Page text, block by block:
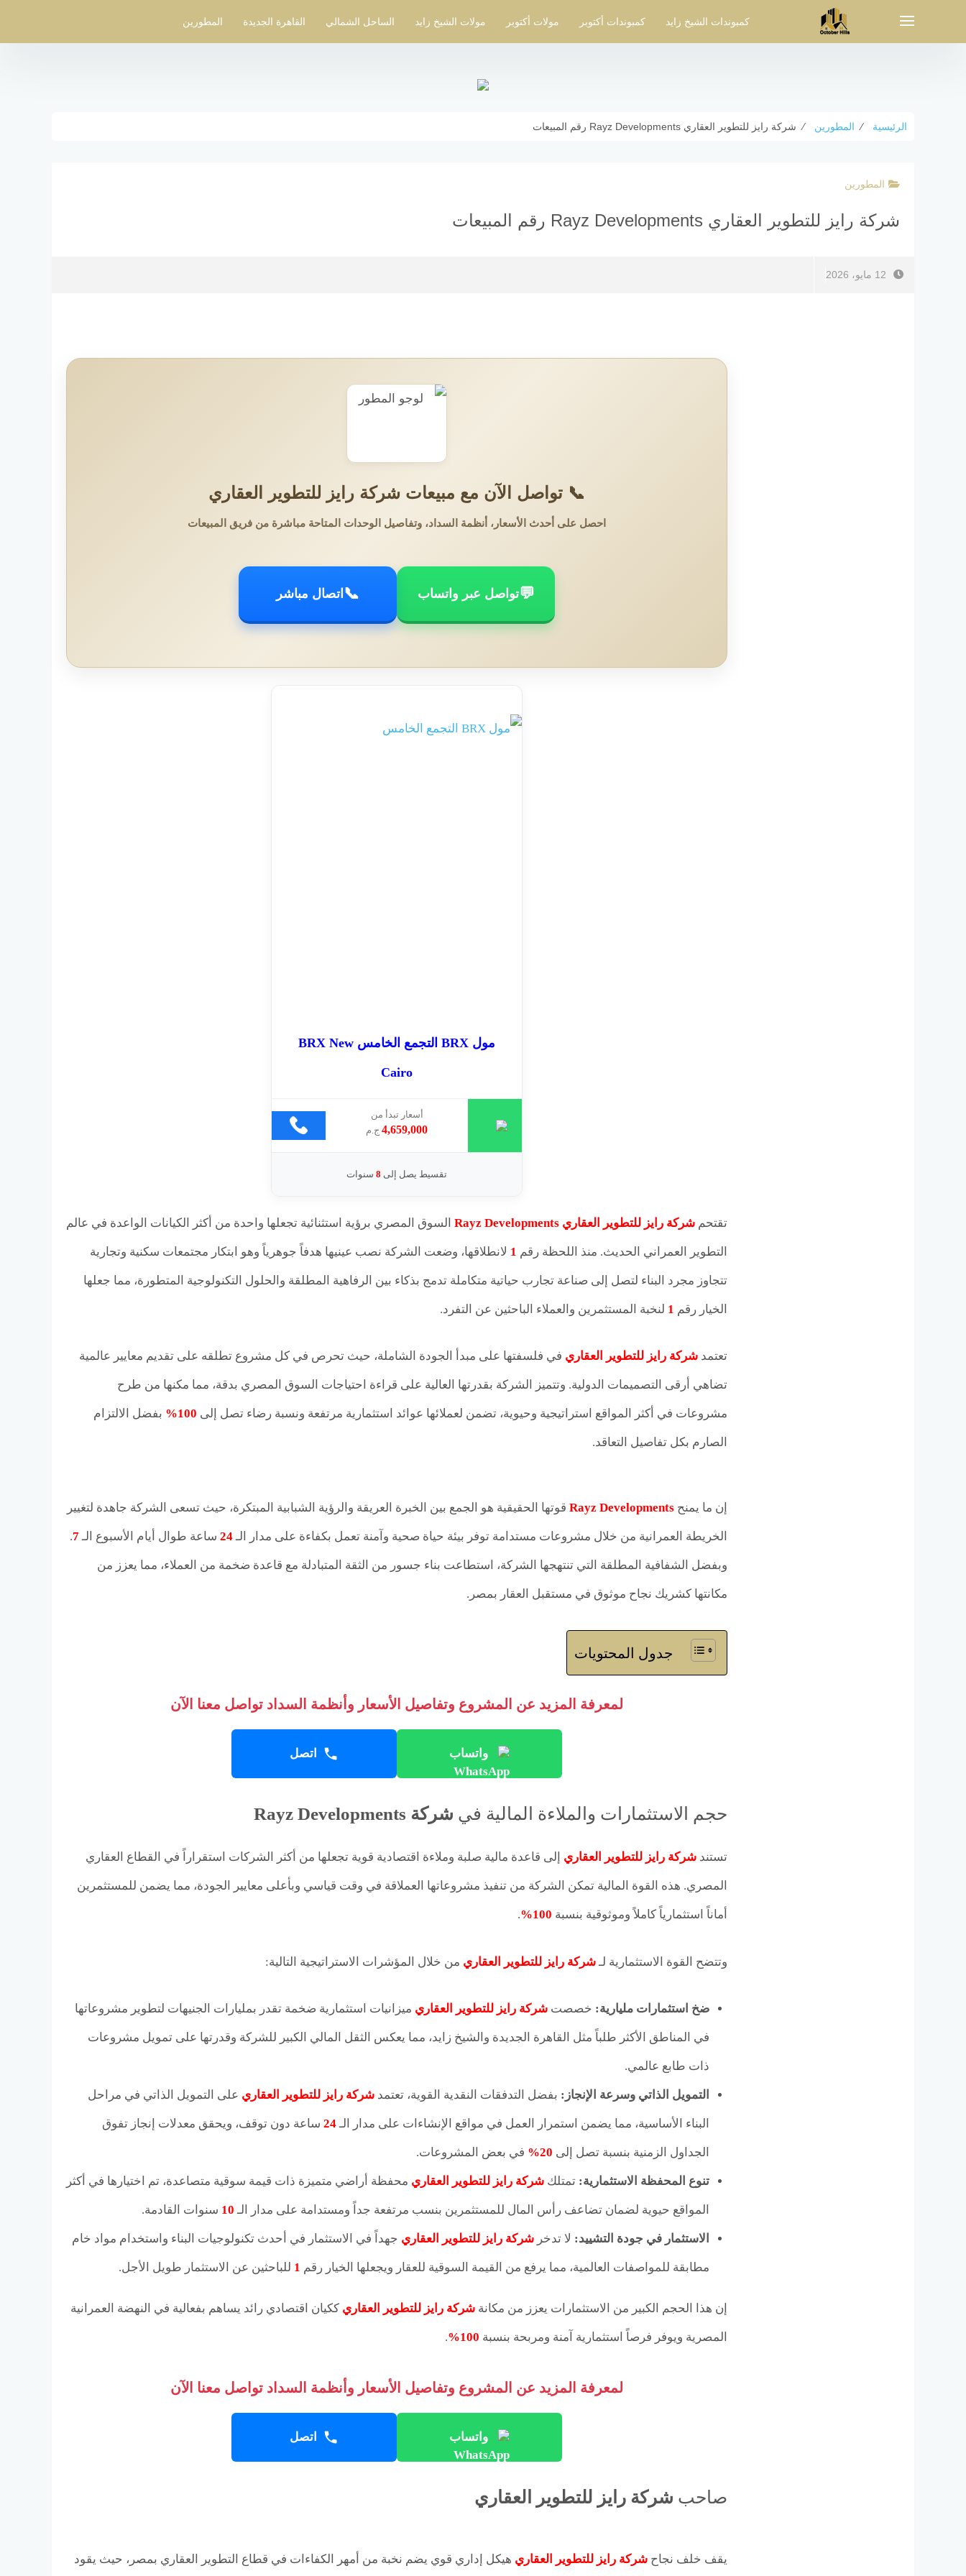
كمبوندات الشيخ زايد كمبوندات أكتوبر مولات أكتوبر مولات الشيخ زايد الساحل الشمالي القاهرة الجديدة المطورين
الرئيسية ⁄ المطورين ⁄ شركة رايز للتطوير العقاري Rayz Developments رقم المبيعات
المطورين
شركة رايز للتطوير العقاري Rayz Developments رقم المبيعات
12 مايو، 2026
📞 تواصل الآن مع مبيعات شركة رايز للتطوير العقاري
احصل على أحدث الأسعار، أنظمة السداد، وتفاصيل الوحدات المتاحة مباشرة من فريق المبيعات
💬تواصل عبر واتساب 📞 اتصال مباشر
مول BRX التجمع الخامس BRX New
Cairo
أسعار تبدأ من
4,659,000 ج.م
تقسيط يصل إلى 8 سنوات
تقتحم شركة رايز للتطوير العقاري Rayz Developments السوق المصري برؤية استثنائية تجعلها واحدة من أكثر الكيانات الواعدة في عالم
التطوير العمراني الحديث. منذ اللحظة رقم 1 لانطلاقها، وضعت الشركة نصب عينيها هدفاً جوهرياً وهو ابتكار مجتمعات سكنية وتجارية
تتجاوز مجرد البناء لتصل إلى صناعة تجارب حياتية متكاملة تدمج بذكاء بين الرفاهية المطلقة والحلول التكنولوجية المتطورة، مما جعلها
الخيار رقم 1 لنخبة المستثمرين والعملاء الباحثين عن التفرد.
تعتمد شركة رايز للتطوير العقاري في فلسفتها على مبدأ الجودة الشاملة، حيث تحرص في كل مشروع تطلقه على تقديم معايير عالمية
تضاهي أرقى التصميمات الدولية. وتتميز الشركة بقدرتها العالية على قراءة احتياجات السوق المصري بدقة، مما مكنها من طرح
مشروعات في أكثر المواقع استراتيجية وحيوية، تضمن لعملائها عوائد استثمارية مرتفعة ونسبة رضاء تصل إلى 100% بفضل الالتزام
الصارم بكل تفاصيل التعاقد.
إن ما يمنح Rayz Developments قوتها الحقيقية هو الجمع بين الخبرة العريقة والرؤية الشبابية المبتكرة، حيث تسعى الشركة جاهدة لتغيير
الخريطة العمرانية من خلال مشروعات مستدامة توفر بيئة حياة صحية وآمنة تعمل بكفاءة على مدار الـ 24 ساعة طوال أيام الأسبوع الـ 7
.
وبفضل الشفافية المطلقة التي تنتهجها الشركة، استطاعت بناء جسور من الثقة المتبادلة مع قاعدة ضخمة من العملاء، مما يعزز من
مكانتها كشريك نجاح موثوق في مستقبل العقار بمصر.
جدول المحتويات
لمعرفة المزيد عن المشروع وتفاصيل الأسعار وأنظمة السداد تواصل معنا الآن
واتساب اتصل
حجم الاستثمارات والملاءة المالية في شركة Rayz Developments
تستند شركة رايز للتطوير العقاري إلى قاعدة مالية صلبة وملاءة اقتصادية قوية تجعلها من أكثر الشركات استقراراً في القطاع العقاري
المصري. هذه القوة المالية تمكن الشركة من تنفيذ مشروعاتها العملاقة في وقت قياسي وبأعلى معايير الجودة، مما يضمن للمستثمرين
أماناً استثمارياً كاملاً وموثوقية بنسبة 100%
.
وتتضح القوة الاستثمارية لـ شركة رايز للتطوير العقاري من خلال المؤشرات الاستراتيجية التالية:
ضخ استثمارات مليارية: خصصت شركة رايز للتطوير العقاري ميزانيات استثمارية ضخمة تقدر بمليارات الجنيهات لتطوير مشروعاتها
في المناطق الأكثر طلباً مثل القاهرة الجديدة والشيخ زايد، مما يعكس الثقل المالي الكبير للشركة وقدرتها على تمويل مشروعات
ذات طابع عالمي.
التمويل الذاتي وسرعة الإنجاز: بفضل التدفقات النقدية القوية، تعتمد شركة رايز للتطوير العقاري على التمويل الذاتي في مراحل
البناء الأساسية، مما يضمن استمرار العمل في مواقع الإنشاءات على مدار الـ 24 ساعة دون توقف، ويحقق معدلات إنجاز تفوق
الجداول الزمنية بنسبة تصل إلى 20% في بعض المشروعات.
تنوع المحفظة الاستثمارية: تمتلك شركة رايز للتطوير العقاري محفظة أراضي متميزة ذات قيمة سوقية متصاعدة، تم اختيارها في أكثر
المواقع حيوية لضمان تضاعف رأس المال للمستثمرين بنسب مرتفعة جداً ومستدامة على مدار الـ 10 سنوات القادمة.
الاستثمار في جودة التشييد: لا تدخر شركة رايز للتطوير العقاري جهداً في الاستثمار في أحدث تكنولوجيات البناء واستخدام مواد خام
مطابقة للمواصفات العالمية، مما يرفع من القيمة السوقية للعقار ويجعلها الخيار رقم 1 للباحثين عن الاستثمار طويل الأجل.
إن هذا الحجم الكبير من الاستثمارات يعزز من مكانة شركة رايز للتطوير العقاري ككيان اقتصادي رائد يساهم بفعالية في النهضة العمرانية
المصرية ويوفر فرصاً استثمارية آمنة ومربحة بنسبة 100%
.
لمعرفة المزيد عن المشروع وتفاصيل الأسعار وأنظمة السداد تواصل معنا الآن
واتساب اتصل
صاحب شركة رايز للتطوير العقاري
يقف خلف نجاح شركة رايز للتطوير العقاري هيكل إداري قوي يضم نخبة من أمهر الكفاءات في قطاع التطوير العقاري بمصر، حيث يقود